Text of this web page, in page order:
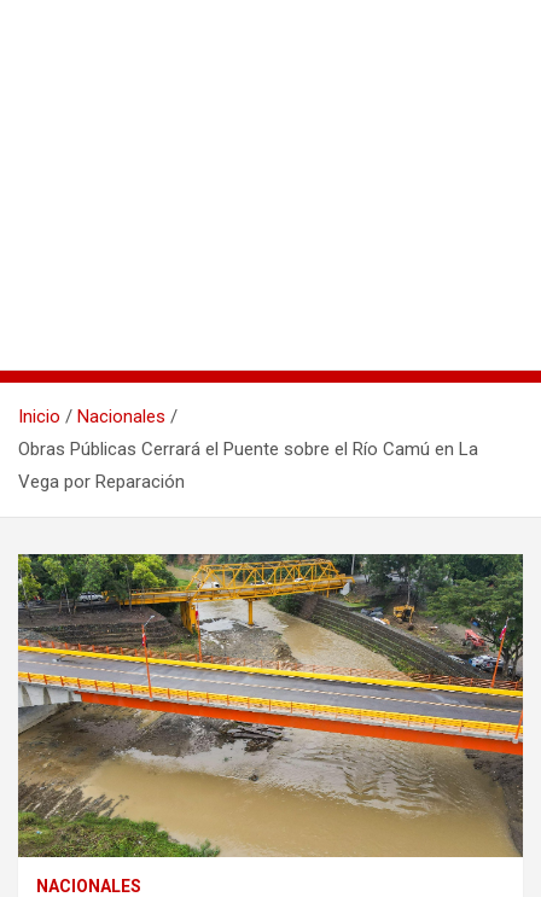
Inicio
Nacionales
Obras Públicas Cerrará el Puente sobre el Río Camú en La
Vega por Reparación
NACIONALES